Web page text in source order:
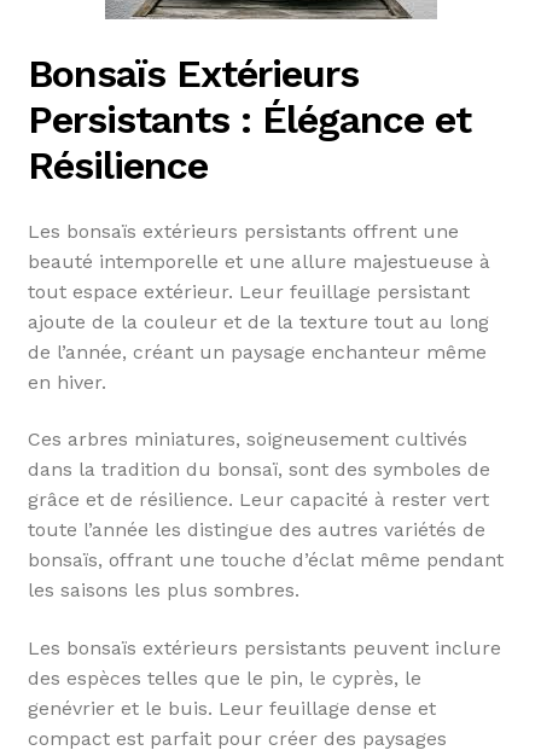
Bonsaïs Extérieurs
Persistants : Élégance et
Résilience
Les bonsaïs extérieurs persistants offrent une
beauté intemporelle et une allure majestueuse à
tout espace extérieur. Leur feuillage persistant
ajoute de la couleur et de la texture tout au long
de l’année, créant un paysage enchanteur même
en hiver.
Ces arbres miniatures, soigneusement cultivés
dans la tradition du bonsaï, sont des symboles de
grâce et de résilience. Leur capacité à rester vert
toute l’année les distingue des autres variétés de
bonsaïs, offrant une touche d’éclat même pendant
les saisons les plus sombres.
Les bonsaïs extérieurs persistants peuvent inclure
des espèces telles que le pin, le cyprès, le
genévrier et le buis. Leur feuillage dense et
compact est parfait pour créer des paysages